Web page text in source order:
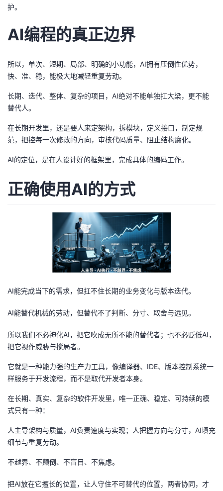
护。
AI编程的真正边界
所以，单次、短期、局部、明确的小功能，AI拥有压倒性优势，
快、准、稳，能极大地减轻重复劳动。
长期、迭代、整体、复杂的项目，AI绝对不能单独扛大梁，更不能
替代人。
在长期开发里，还是要人来定架构，拆模块，定义接口，制定规
范，把控每一次修改的方向，审核代码质量、阻止结构腐化。
AI的定位，是在人设计好的框架里，完成具体的编码工作。
正确使用AI的方式
AI能完成当下的需求，但扛不住长期的业务变化与版本迭代。
AI能替代机械的劳动，但替代不了判断、分寸、取舍与远见。
所以我们不必神化AI，把它吹成无所不能的替代者；也不必贬低AI，
把它视作威胁与搅局者。
它就是一种能力强的生产力工具，像编译器、IDE、版本控制系统一
样服务于开发流程，而不是取代开发者本身。
在长期、真实、复杂的软件开发里，唯一正确、稳定、可持续的模
式只有一种：
人主导架构与质量，AI负责速度与实现；人把握方向与分寸，AI填充
细节与重复劳动。
不越界、不颠倒、不盲目、不焦虑。
把AI放在它擅长的位置，让人守住不可替代的位置，两者协同，才